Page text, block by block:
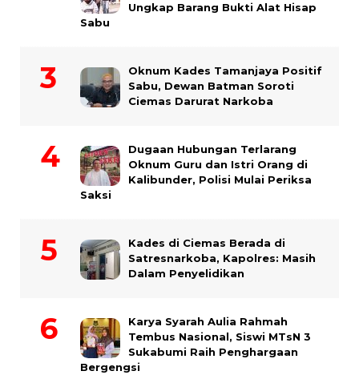
Ungkap Barang Bukti Alat Hisap
Sabu
Oknum Kades Tamanjaya Positif
Sabu, Dewan Batman Soroti
Ciemas Darurat Narkoba
Dugaan Hubungan Terlarang
Oknum Guru dan Istri Orang di
Kalibunder, Polisi Mulai Periksa
Saksi
Kades di Ciemas Berada di
Satresnarkoba, Kapolres: Masih
Dalam Penyelidikan
Karya Syarah Aulia Rahmah
Tembus Nasional, Siswi MTsN 3
Sukabumi Raih Penghargaan
Bergengsi